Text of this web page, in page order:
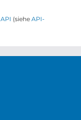
API (siehe API-